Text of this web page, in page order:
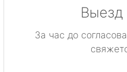
Выезд
За час до